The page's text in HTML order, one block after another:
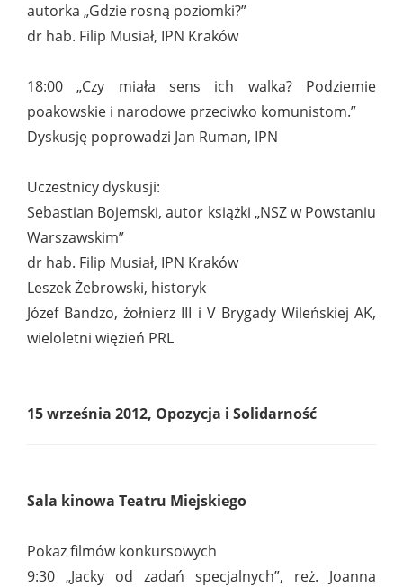
autorka „Gdzie rosną poziomki?”
dr hab. Filip Musiał, IPN Kraków
18:00 „Czy miała sens ich walka? Podziemie
poakowskie i narodowe przeciwko komunistom.”
Dyskusję poprowadzi Jan Ruman, IPN
Uczestnicy dyskusji:
Sebastian Bojemski, autor książki „NSZ w Powstaniu
Warszawskim”
dr hab. Filip Musiał, IPN Kraków
Leszek Żebrowski, historyk
Józef Bandzo, żołnierz III i V Brygady Wileńskiej AK,
wieloletni więzień PRL
15 września 2012, Opozycja i Solidarność
Sala kinowa Teatru Miejskiego
Pokaz filmów konkursowych
9:30 „Jacky od zadań specjalnych”, reż. Joanna